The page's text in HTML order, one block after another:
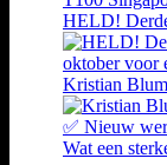
HELD!
Kristian
Wat een